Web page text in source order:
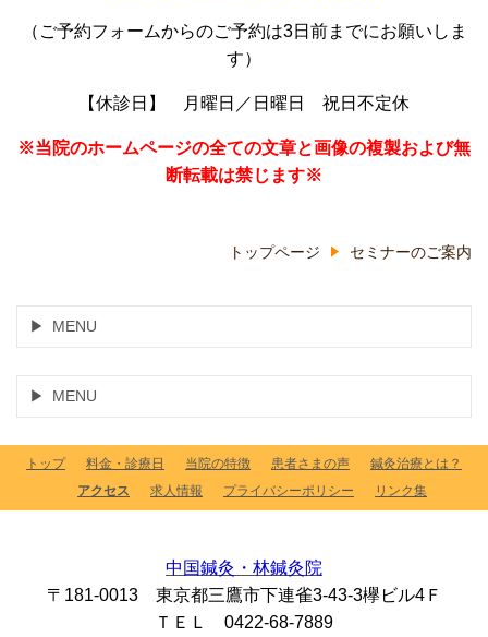
（ご予約フォームからのご予約は3日前までにお願いしま
す）
【休診日】 月曜日／日曜日 祝日不定休
※当院のホームページの全ての文章と画像の複製および無
断転載は禁じます※
トップページ セミナーのご案内
MENU
MENU
トップ 料金・診療日 当院の特徴 患者さまの声
鍼灸治療とは？
アクセス
求人情報 プライバシーポリシー リンク集
中国鍼灸・林鍼灸院
〒181-0013 東京都三鷹市下連雀3-43-3欅ビル4Ｆ
ＴＥＬ 0422-68-7889